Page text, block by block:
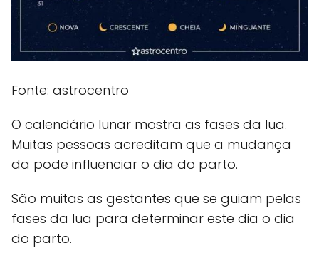
Fonte: astrocentro
O calendário lunar mostra as fases da lua.
Muitas pessoas acreditam que a mudança
da pode influenciar o dia do parto.
São muitas as gestantes que se guiam pelas
fases da lua para determinar este dia o dia
do parto.